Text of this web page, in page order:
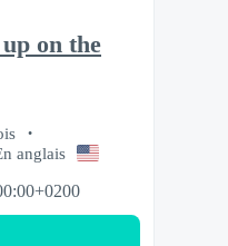
on the
anglais